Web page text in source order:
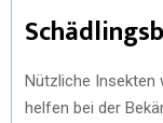
Nützliche Insekten
helfen bei der